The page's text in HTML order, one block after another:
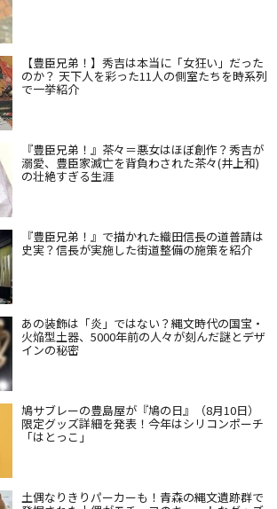
【豊臣兄弟！】秀吉は本当に「女狂い」だった
のか？ 天下人を彩った11人の側室たちを時系列
で一挙紹介
『豊臣兄弟！』茶々＝悪女はほぼ創作？秀吉が
溺愛、豊臣家滅亡を背負わされた茶々(井上和)
の壮絶すぎる生涯
『豊臣兄弟！』で描かれた織田信長の道普請は
史実？信長が実施した街道整備の施策を紹介
あの装飾は「炎」ではない？縄文時代の国宝・
火焔型土器、5000年前の人々が刻んだ謎とデザ
インの秘密
鳩サブレーの豊島屋が『鳩の日』（8月10日）
限定グッズ詳細を発表！今年はシリコンポーチ
「はとっこ」
土偶なりきりパーカーも！青森の縄文遺跡群で